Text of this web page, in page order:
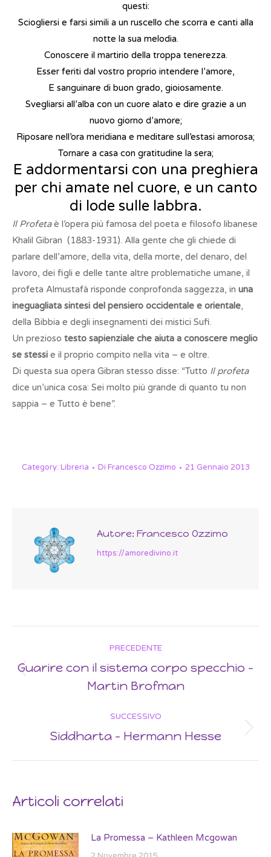
questi:
Sciogliersi e farsi simili a un ruscello che scorra e canti alla
notte la sua melodia.
Conoscere il martirio della troppa tenerezza.
Esser feriti dal vostro proprio intendere l’amore,
E sanguinare di buon grado, gioiosamente.
Svegliarsi all’alba con un cuore alato e dire grazie a un
nuovo giorno d’amore;
Riposare nell’ora meridiana e meditare sull’estasi amorosa;
Tornare a casa con gratitudine la sera;
E addormentarsi con una preghiera
per chi amate nel cuore, e un canto
di lode sulle labbra.
Il Profetaè l’opera più famosa del poeta e filosofo libanese
Khalil Gibran (1883-1931). Alla gente che gli chiede di
parlare dell’amore, della vita, della morte, del denaro, del
lavoro, dei figli e delle tante altre problematiche umane, il
profeta Almustafà risponde conprofonda saggezza, in una
ineguagliata sintesi del pensiero occidentale e orientale,
della Bibbia e degli insegnamenti dei mistici Sufi.
Un prezioso testo sapienziale che aiuta a conoscere meglio
se stessi e il proprio compito nella vita – e oltre.
Di questa sua opera Gibran stesso disse: “Tutto Il profeta
dice un’unica cosa: Sei molto più grande di quanto tu non
sappia – e Tutto è bene”.
Category: Libreria Di Francesco Ozzimo 21 Gennaio 2013
Autore: Francesco Ozzimo
https://amoredivino.it
navigation
PRECEDENTE
Previous
post:
Guarire con il sistema corpo specchio –
Martin Brofman
SUCCESSIVO
Next
Siddharta – Hermann Hesse
Articoli correlati
La Promessa – Kathleen Mcgowan